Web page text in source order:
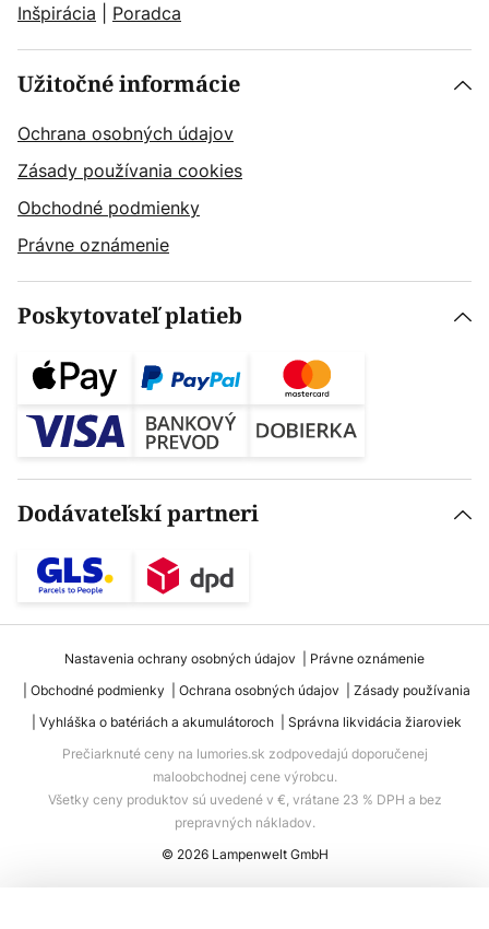
Inšpirácia
Poradca
Užitočné informácie
Ochrana osobných údajov
Zásady používania cookies
Obchodné podmienky
Právne oznámenie
Poskytovateľ platieb
Dodávateľskí partneri
Nastavenia ochrany osobných údajov
Právne oznámenie
Obchodné podmienky
Ochrana osobných údajov
Zásady používania
Vyhláška o batériách a akumulátoroch
Správna likvidácia žiaroviek
Prečiarknuté ceny na lumories.sk zodpovedajú doporučenej
maloobchodnej cene výrobcu.
Všetky ceny produktov sú uvedené v €, vrátane 23 % DPH a bez
prepravných nákladov.
© 2026 Lampenwelt GmbH